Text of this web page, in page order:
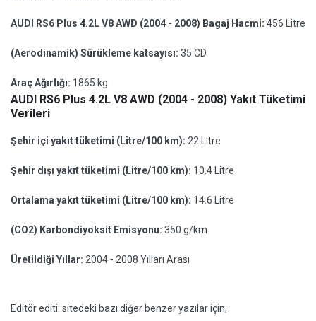
AUDI RS6 Plus 4.2L V8 AWD (2004 - 2008) Bagaj Hacmi: 456 Litre
(Aerodinamik) Sürükleme katsayısı: 35 CD
Araç Ağırlığı: 1865 kg
AUDI RS6 Plus 4.2L V8 AWD (2004 - 2008) Yakıt Tüketimi
Verileri
Şehir içi yakıt tüketimi (Litre/100 km): 22 Litre
Şehir dışı yakıt tüketimi (Litre/100 km): 10.4 Litre
Ortalama yakıt tüketimi (Litre/100 km): 14.6 Litre
(CO2) Karbondiyoksit Emisyonu: 350 g/km
Üretildiği Yıllar: 2004 - 2008 Yılları Arası
Editör editi: sitedeki bazı diğer benzer yazılar için;